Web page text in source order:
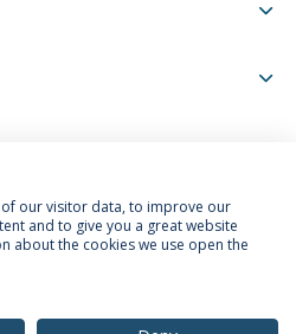
Termos & Condições
our visitor data, to improve our
and to give you a great website
about the cookies we use open the